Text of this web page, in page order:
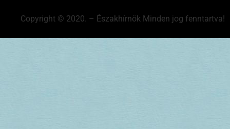
Copyright © 2020. – Északhírnök Minden jog fenntartva!